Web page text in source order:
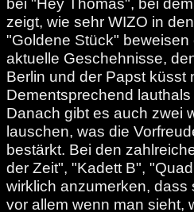
zeigt, wie sehr WIZO in
"Goldene Stück"
aktuelle Geschehnisse,
Berlin und der Papst
Dementsprechend
Danach gibt es auch zwei
lauschen, was die
bestärkt. Bei den
der Zeit", "Kadett B",
wirklich anzumerken,
vor allem wenn man sieht,